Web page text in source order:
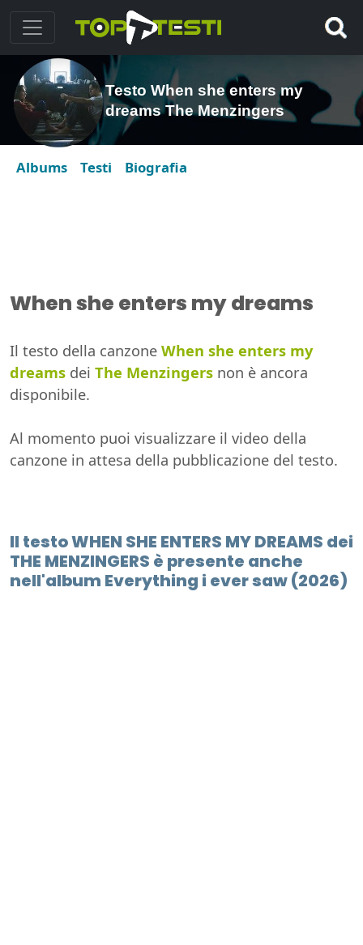
Testo When she enters my
dreams The Menzingers
Albums Testi Biografia
When she enters my dreams
Il testo della canzone When she enters my
dreams dei The Menzingers non è ancora
disponibile.
Al momento puoi visualizzare il video della
canzone in attesa della pubblicazione del testo.
Il testo WHEN SHE ENTERS MY DREAMS dei
THE MENZINGERS è presente anche
nell'album Everything i ever saw (2026)